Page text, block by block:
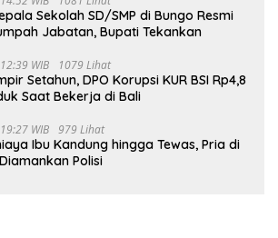
Sekolah SD/SMP di Bungo Resmi
Jabatan, Bupati Tekankan
WIB 1079 Lihat
Setahun, DPO Korupsi KUR BSI Rp4,8
Saat Bekerja di Bali
WIB 979 Lihat
Ibu Kandung hingga Tewas, Pria di
Polisi